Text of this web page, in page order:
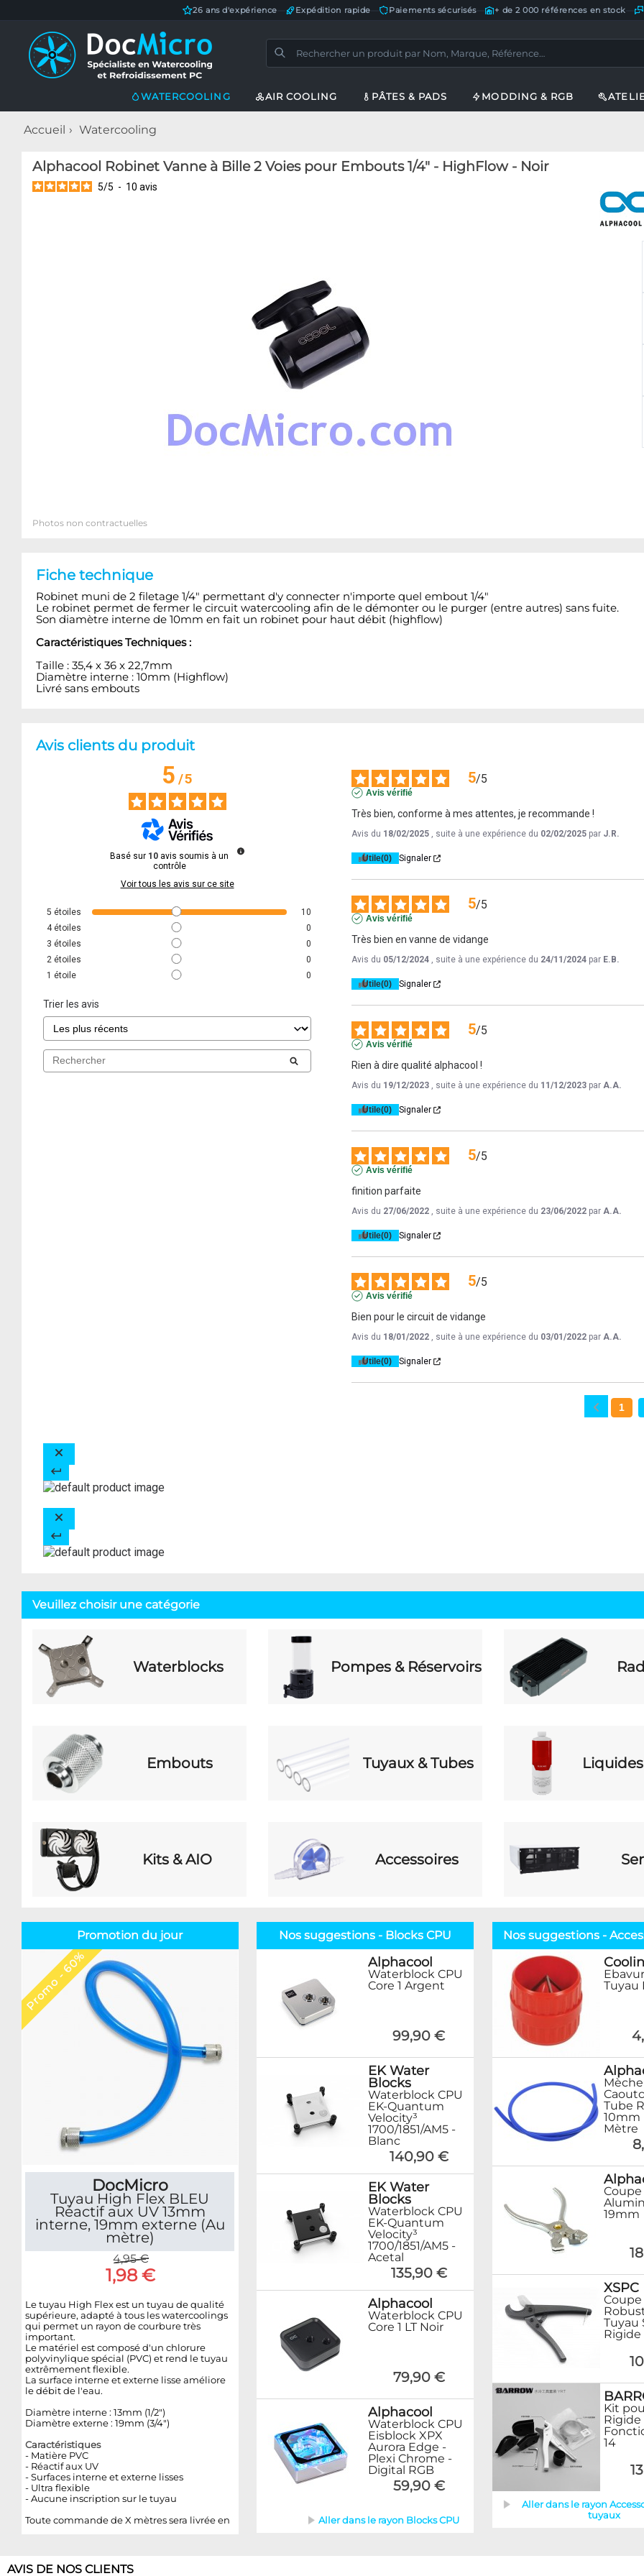
26 ans d'expérience Expédition rapide Paiements sécurisés— + de 2 000 références en stock
WATERCOOLING AIR COOLING PÂTES & PADS MODDING & RGB
Accueil Watercooling
Alphacool Robinet Vanne à Bille 2 Voies pour Embouts 1/4" - HighFlow - Noir
5/5 - 10 avis
Photos non contractuelles
Fiche technique
Robinet muni de 2 filetage 1/4" permettant d'y connecter n'importe quel embout 1/4"
Le robinet permet de fermer le circuit watercooling afin de le démonter ou le purger (entre autres) sans fuite.
Son diamètre interne de 10mm en fait un robinet pour haut débit (highflow)
Caractéristiques Techniques :
Taille : 35,4 x 36 x 22,7mm
Diamètre interne : 10mm (Highflow)
Livré sans embouts
Avis clients du produit
5/5
Basé sur 10 avis soumis à un
contrôle
Voir tous les avis sur ce site
5 étoiles
10
4 étoiles
0
3 étoiles
0
2 étoiles
0
1 étoile 0
Trier les avis
5/5
Avis vérifié
Très bien, conforme à mes attentes, je recommande !
Avis du 18/02/2025 , suite à une expérience du 02/02/2025 par J.R.
Utile(0) Signaler
5/5
Avis vérifié
Très bien en vanne de vidange
Avis du 05/12/2024 , suite à une expérience du 24/11/2024 par E.B.
Utile(0) Signaler
5/5
Avis vérifié
Rien à dire qualité alphacool !
Avis du 19/12/2023 , suite à une expérience du 11/12/2023 parA.A.
Utile(0) Signaler
5/5
Avis vérifié
finition parfaite
Avis du 27/06/2022 , suite à une expérience du 23/06/2022 parA.A.
Utile(0) Signaler
5/5
Avis vérifié
Bien pour le circuit de vidange
Avis du 18/01/2022 , suite à une expérience du 03/01/2022 parA.A.
Utile(0) Signaler
1
Veuillez choisir une catégorie
Waterblocks Pompes & Réservoirs
Embouts Tuyaux & Tubes
Kits & AIO Accessoires
Promotion du jour
Promo - 60%
DocMicro
Tuyau High Flex BLEU
Réactif aux UV 13mm
interne, 19mm externe (Au
mètre)
4,95 €
1,98 €
Le tuyau High Flex est un tuyau de qualité
supérieure, adapté à tous les watercoolings
qui permet un rayon de courbure très
important.
Le matériel est composé d'un chlorure
polyvinylique spécial (PVC) et rend le tuyau
extrêmement flexible.
La surface interne et externe lisse améliore
le débit de l'eau.
Diamètre interne : 13mm (1/2")
Diamètre externe : 19mm (3/4")
Caractéristiques
- Matière PVC
- Réactif aux UV
- Surfaces interne et externe lisses
- Ultra flexible
- Aucune inscription sur le tuyau
Toute commande de X mètres sera livrée en
Nos suggestions - Blocks CPU
Alphacool
Waterblock CPU
Core 1 Argent
99,90 €
EK Water
Blocks
Waterblock CPU
EK-Quantum
Velocity³
1700/1851/AM5 -
Blanc
140,90 €
EK Water
Blocks
Waterblock CPU
EK-Quantum
Velocity³
1700/1851/AM5 -
Acetal
135,90 €
Alphacool
Waterblock CPU
Core 1 LT Noir
79,90 €
Alphacool
Waterblock CPU
Eisblock XPX
Aurora Edge -
Plexi Chrome -
Digital RGB
59,90 €
Aller dans le rayon Blocks CPU
Nos suggestions -
Tuyau
Mèche
Tube
10mm
Mètre
19mm
XSPC
Tuyau
Kit
Rigide
14
Aller dans le rayon
tuyaux
AVIS DE NOS CLIENTS